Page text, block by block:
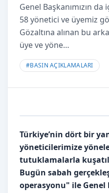
Genel Başkanımızın
58 yönetici ve üyemiz
Gözaltına alınan bu
üye ve yöne…
#BASIN AÇIKLAMALARI
Türkiye’nin dört bir
yöneticilerimize
tutuklamalarla
Bugün sabah
operasyonu" ile Genel